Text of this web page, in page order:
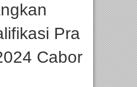
Lokal, BIRKENSTOCK INDONESIA
dan Produk Bayi dari Seluruh
Pra
Cabor